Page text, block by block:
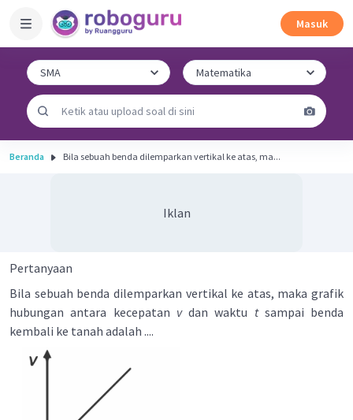
Masuk
Beranda Bila sebuah benda dilemparkan vertikal ke atas, ma...
Iklan
Pertanyaan
Bila sebuah benda dilemparkan vertikal ke atas, maka grafik
hubungan antara kecepatan vdan waktu tsampai benda
kembali ke tanah adalah ....